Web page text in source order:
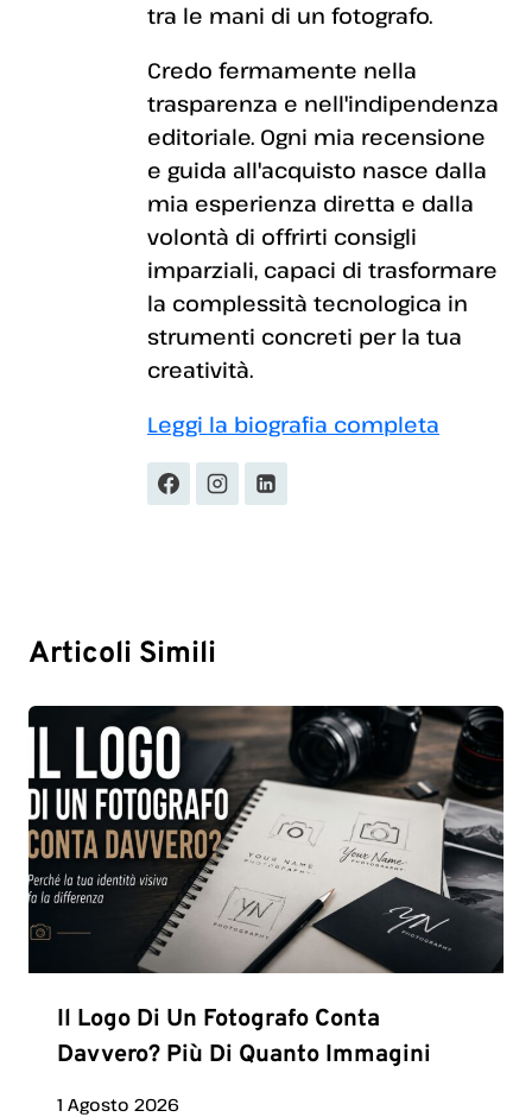
tra le mani di un fotografo.
Credo fermamente nella
trasparenza e nell'indipendenza
editoriale. Ogni mia recensione
e guida all'acquisto nasce dalla
mia esperienza diretta e dalla
volontà di offrirti consigli
imparziali, capaci di trasformare
la complessità tecnologica in
strumenti concreti per la tua
creatività.
Leggi la biografia completa
Articoli Simili
Il Logo Di Un Fotografo Conta
Davvero? Più Di Quanto Immagini
1 Agosto 2026